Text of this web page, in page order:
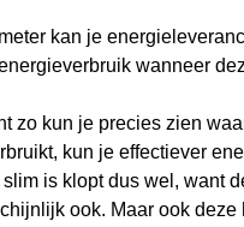
kan je
wanneer
zo kun je precies zien
kun je effectiever
is klopt dus wel, want
ook. Maar ook